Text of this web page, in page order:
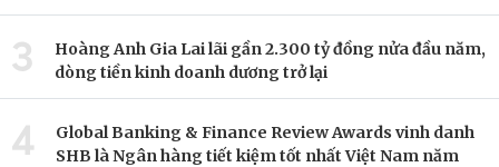
3
Hoàng Anh Gia Lai lãi gần 2.300 tỷ đồng nửa đầu năm,
dòng tiền kinh doanh dương trở lại
4
Global Banking & Finance Review Awards vinh danh
SHB là Ngân hàng tiết kiệm tốt nhất Việt Nam năm